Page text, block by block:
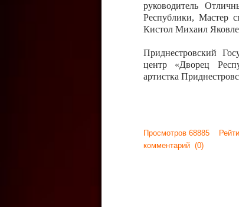
руководитель
Республики, Мастер
Кистол Михаил
Приднестровский
центр «Дворец
артистка
Просмотров 68885
комментарий (0)